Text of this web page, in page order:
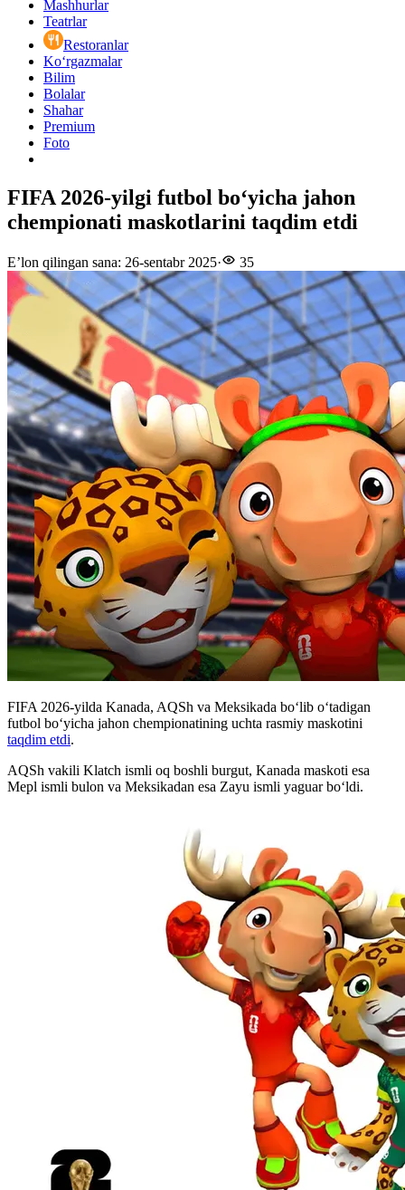
Mashhurlar
Teatrlar
Restoranlar
Ko‘rgazmalar
Bilim
Bolalar
Shahar
Premium
Foto
FIFA 2026-yilgi futbol bo‘yicha jahon
chempionati maskotlarini taqdim etdi
E’lon qilingan sana: 26-sentabr 2025· 35
FIFA 2026-yilda Kanada, AQSh va Meksikada boʻlib oʻtadigan
futbol boʻyicha jahon chempionatining uchta rasmiy maskotini
taqdim etdi.
AQSh vakili Klatch ismli oq boshli burgut, Kanada maskoti esa
Mepl ismli bulon va Meksikadan esa Zayu ismli yaguar bo‘ldi.